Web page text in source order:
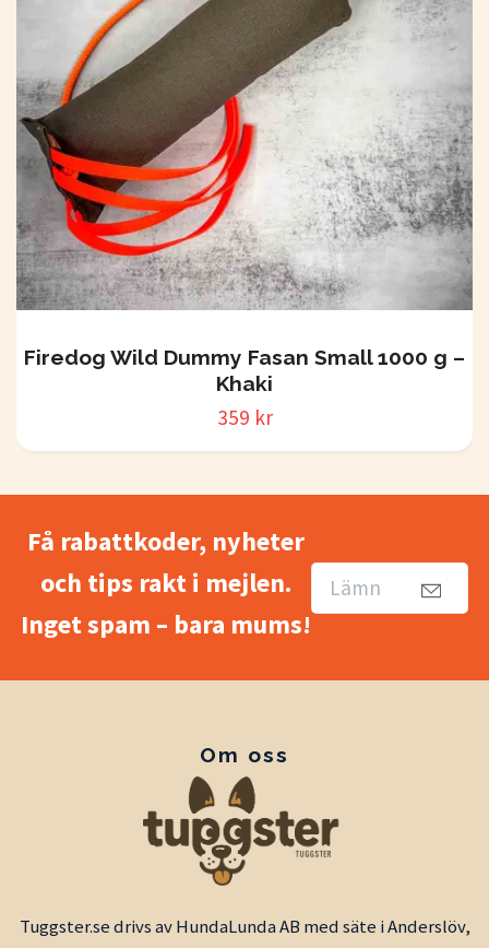
Firedog Wild Dummy Fasan Small 1000 g –
Khaki
359 kr
Få rabattkoder, nyheter
och tips rakt i mejlen.
Inget spam – bara mums!
Om oss
Tuggster.se drivs av HundaLunda AB med säte i Anderslöv,